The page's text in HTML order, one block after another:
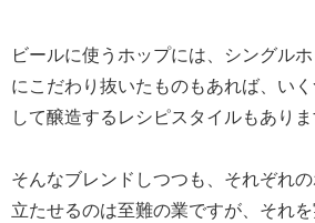
ビールに使うホップには、シングル
にこだわり抜いたものもあれば、い
して醸造するレシピスタイルもありま
そんなブレンドしつつも、それぞれ
立たせるのは至難の業ですが、それ